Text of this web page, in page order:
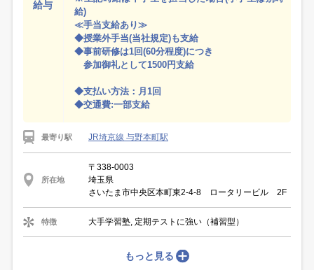
給与
給)
≪手当支給あり≫
◆授業外手当(当社規定)も支給
◆事前研修は1回(60分程度)につき
参加御礼として1500円支給
◆支払い方法：月1回
◆交通費:一部支給
最寄り駅 JR埼京線 与野本町駅
所在地
〒338-0003
埼玉県
さいたま市中央区本町東2-4-8 ロータリービル 2F
特徴 大手学習塾, 定期テストに強い（補習型）
もっと見る